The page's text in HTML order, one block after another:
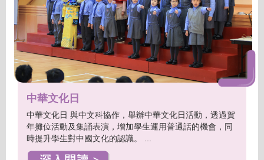
中華文化日
中華文化日 與中文科協作，舉辦中華文化日活動，透過賀
年攤位活動及集誦表演，增加學生運用普通話的機會，同
時提升學生對中國文化的認識。 ...